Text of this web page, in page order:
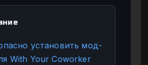
установить мод-
With Your Coworker